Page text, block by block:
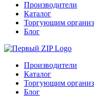
Производители
Каталог
Торгующим
Блог
Производители
Каталог
Торгующим
Блог